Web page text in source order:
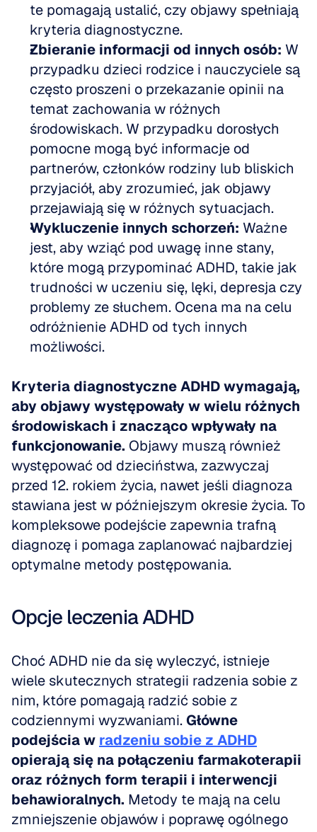
te pomagają ustalić, czy objawy spełniają
kryteria diagnostyczne.
Zbieranie informacji od innych osób: W
przypadku dzieci rodzice i nauczyciele są
często proszeni o przekazanie opinii na
temat zachowania w różnych
środowiskach. W przypadku dorosłych
pomocne mogą być informacje od
partnerów, członków rodziny lub bliskich
przyjaciół, aby zrozumieć, jak objawy
przejawiają się w różnych sytuacjach.
Wykluczenie innych schorzeń: Ważne
jest, aby wziąć pod uwagę inne stany,
które mogą przypominać ADHD, takie jak
trudności w uczeniu się, lęki, depresja czy
problemy ze słuchem. Ocena ma na celu
odróżnienie ADHD od tych innych
możliwości.
Kryteria diagnostyczne ADHD wymagają,
aby objawy występowały w wielu różnych
środowiskach i znacząco wpływały na
funkcjonowanie. Objawy muszą również
występować od dzieciństwa, zazwyczaj
przed 12. rokiem życia, nawet jeśli diagnoza
stawiana jest w późniejszym okresie życia. To
kompleksowe podejście zapewnia trafną
diagnozę i pomaga zaplanować najbardziej
optymalne metody postępowania.
Opcje leczenia ADHD
Choć ADHD nie da się wyleczyć, istnieje
wiele skutecznych strategii radzenia sobie z
nim, które pomagają radzić sobie z
codziennymi wyzwaniami. Główne
podejścia w radzeniu sobie z ADHD
opierają się na połączeniu farmakoterapii
oraz różnych form terapii i interwencji
behawioralnych. Metody te mają na celu
zmniejszenie objawów i poprawę ogólnego